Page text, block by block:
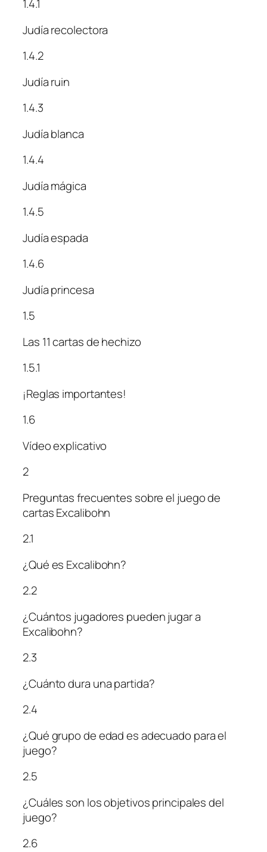
1.4.1
Judía recolectora
1.4.2
Judía ruin
1.4.3
Judía blanca
1.4.4
Judía mágica
1.4.5
Judía espada
1.4.6
Judía princesa
1.5
Las 11 cartas de hechizo
1.5.1
¡Reglas importantes!
1.6
Vídeo explicativo
2
Preguntas frecuentes sobre el juego de
cartas Excalibohn
2.1
¿Qué es Excalibohn?
2.2
¿Cuántos jugadores pueden jugar a
Excalibohn?
2.3
¿Cuánto dura una partida?
2.4
¿Qué grupo de edad es adecuado para el
juego?
2.5
¿Cuáles son los objetivos principales del
juego?
2.6